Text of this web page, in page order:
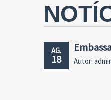
AG.
18 Autor: